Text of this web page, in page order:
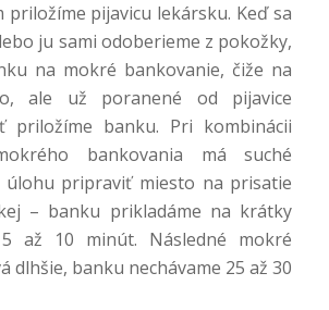
priložíme pijavicu lekársku. Keď sa
ju sami odoberieme z pokožky,
na mokré bankovanie, čiže na
ale už poranené od pijavice
priložíme banku. Pri kombinácii
bankovania má suché
úlohu pripraviť miesto na prisatie
– banku prikladáme na krátky
až 10 minút. Následné mokré
dlhšie, banku nechávame 25 až 30